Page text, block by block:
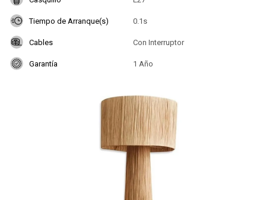
Tiempo de Arranque(s) 0.1s
Cables Con Interruptor
Garantía 1 Año